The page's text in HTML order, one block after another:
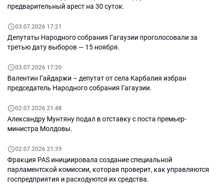
предварительный арест на 30 суток.
03.07.2026 17:21
Депутаты Народного собрания Гагаузии проголосовали за
третью дату выборов — 15 ноября.
03.07.2026 17:20
Валентин Гайдаржи – депутат от села Карбалия избран
председатель Народного собрания Гагаузии.
02.07.2026 21:48
Александру Мунтяну подал в отставку с поста премьер-
министра Молдовы.
02.07.2026 21:39
Фракция PAS инициировала создание специальной
парламентской комиссии, которая проверит, как управляются
госпредприятия и расходуются их средства.